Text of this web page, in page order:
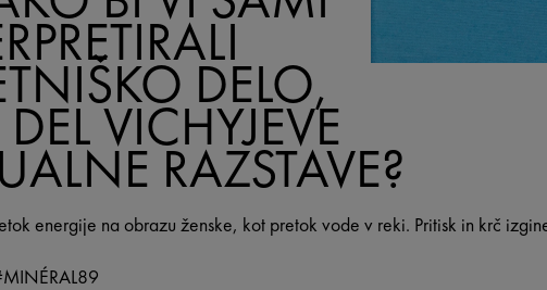
DELO,
DEL VICHYJEVE
RAZSTAVE?
energije na obrazu ženske, kot pretok vode v reki. Pritisk in krč